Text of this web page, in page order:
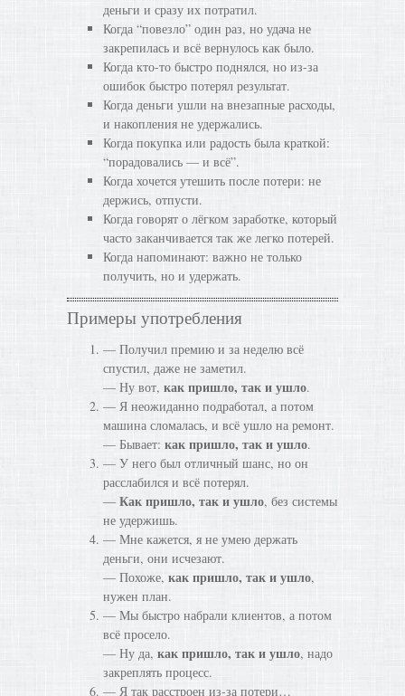
деньги и сразу их потратил.
Когда “повезло” один раз, но удача не
закрепилась и всё вернулось как было.
Когда кто-то быстро поднялся, но из-за
ошибок быстро потерял результат.
Когда деньги ушли на внезапные расходы,
и накопления не удержались.
Когда покупка или радость была краткой:
“порадовались — и всё”.
Когда хочется утешить после потери: не
держись, отпусти.
Когда говорят о лёгком заработке, который
часто заканчивается так же легко потерей.
Когда напоминают: важно не только
получить, но и удержать.
Примеры употребления
— Получил премию и за неделю всё
спустил, даже не заметил.
— Ну вот, как пришло, так и ушло.
— Я неожиданно подработал, а потом
машина сломалась, и всё ушло на ремонт.
— Бывает: как пришло, так и ушло.
— У него был отличный шанс, но он
расслабился и всё потерял.
— Как пришло, так и ушло, без системы
не удержишь.
— Мне кажется, я не умею держать
деньги, они исчезают.
— Похоже, как пришло, так и ушло,
нужен план.
— Мы быстро набрали клиентов, а потом
всё просело.
— Ну да, как пришло, так и ушло, надо
закреплять процесс.
— Я так расстроен из-за потери…